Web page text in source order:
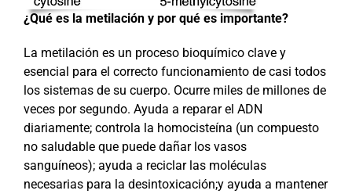
¿Qué es la metilación y por qué es importante?
La metilación es un proceso bioquímico clave y
esencial para el correcto funcionamiento de casi todos
los sistemas de su cuerpo. Ocurre miles de millones de
veces por segundo. Ayuda a reparar el ADN
diariamente; controla la homocisteína (un compuesto
no saludable que puede dañar los vasos
sanguíneos); ayuda a reciclar las moléculas
necesarias para la desintoxicación;y ayuda a mantener